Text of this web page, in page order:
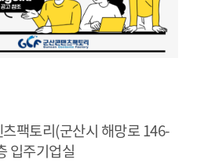
팩토리(군산시 해망로 146-
입주기업실